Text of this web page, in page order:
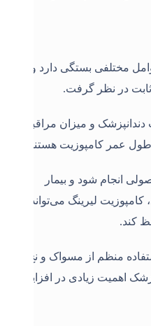
مختلفی بستگی دارد و
ثابت در نظر گرفت.
و میزان مراقبت
طول عمر کامپوزیت هستند.
انجام شود و بیمار
لیرینگ می‌تواند
کند.
منظم از مسواک و نخ
اهمیت زیادی در افزایش